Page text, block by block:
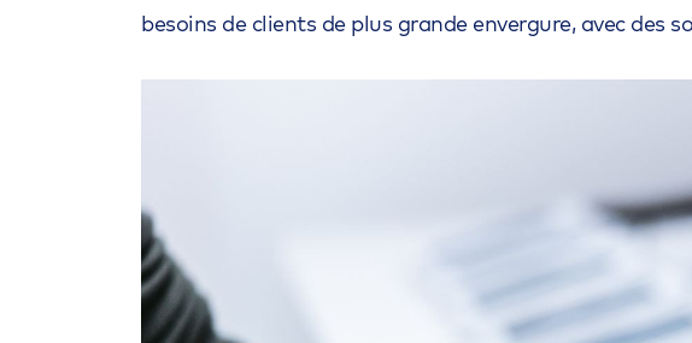
besoins de clients de plus grande envergure, avec des